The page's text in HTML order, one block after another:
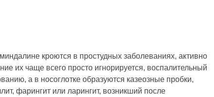
кроются в простудных заболеваниях, активно
их чаще всего просто игнорируется, воспалительный
а в носоглотке образуются казеозные пробки,
фарингит или ларингит, возникший после